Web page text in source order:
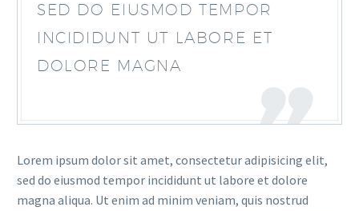
SED DO EIUSMOD TEMPOR
INCIDIDUNT UT LABORE ET
DOLORE MAGNA
Lorem ipsum dolor sit amet, consectetur adipisicing elit,
sed do eiusmod tempor incididunt ut labore et dolore
magna aliqua. Ut enim ad minim veniam, quis nostrud